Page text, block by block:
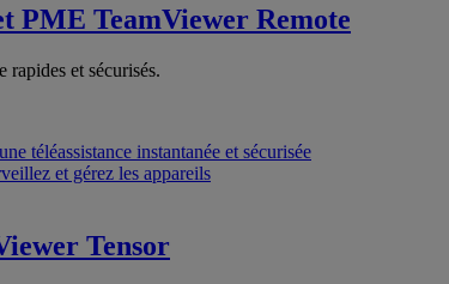
PME TeamViewer Remote
rapides et sécurisés.
téléassistance instantanée et sécurisée
et gérez les appareils
Tensor